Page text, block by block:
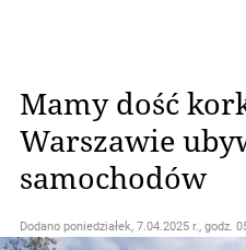
Mamy dość
Warszawie
samochodów
Dodano poniedziałek, 7.04.2025 r., godz.